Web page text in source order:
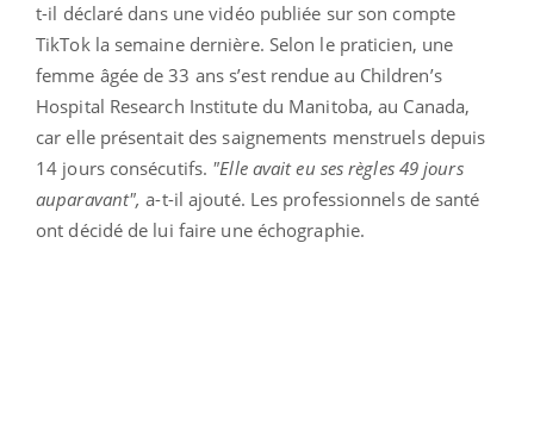
t-il déclaré dans une vidéo publiée sur son compte
TikTok la semaine dernière. Selon le praticien, une
femme âgée de 33 ans s’est rendue au Children’s
Hospital Research Institute du Manitoba, au Canada,
car elle présentait des saignements menstruels depuis
14 jours consécutifs. "Elle avait eu ses règles 49 jours
auparavant", a-t-il ajouté. Les professionnels de santé
ont décidé de lui faire une échographie.